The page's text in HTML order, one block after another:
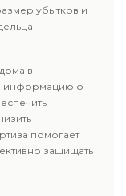
убытков и
в
информацию о
помогает
защищать